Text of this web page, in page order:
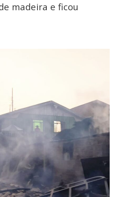
madeira e ficou